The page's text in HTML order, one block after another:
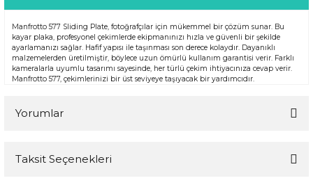
Manfrotto 577 Sliding Plate, fotoğrafçılar için mükemmel bir çözüm sunar. Bu
kayar plaka, profesyonel çekimlerde ekipmanınızı hızla ve güvenli bir şekilde
ayarlamanızı sağlar. Hafif yapısı ile taşınması son derece kolaydır. Dayanıklı
malzemelerden üretilmiştir, böylece uzun ömürlü kullanım garantisi verir. Farklı
kameralarla uyumlu tasarımı sayesinde, her türlü çekim ihtiyacınıza cevap verir.
Manfrotto 577, çekimlerinizi bir üst seviyeye taşıyacak bir yardımcıdır.
Yorumlar
Taksit Seçenekleri